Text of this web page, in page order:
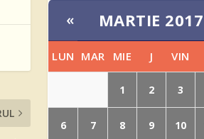
« MARTIE 2017
LUN MAR MIE J VIN
1 2 3
6 7 8 9 10